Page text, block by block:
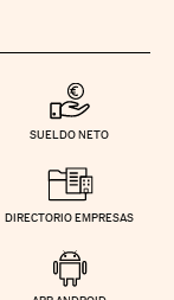
SUELDO NETO
DIRECTORIO EMPRESAS